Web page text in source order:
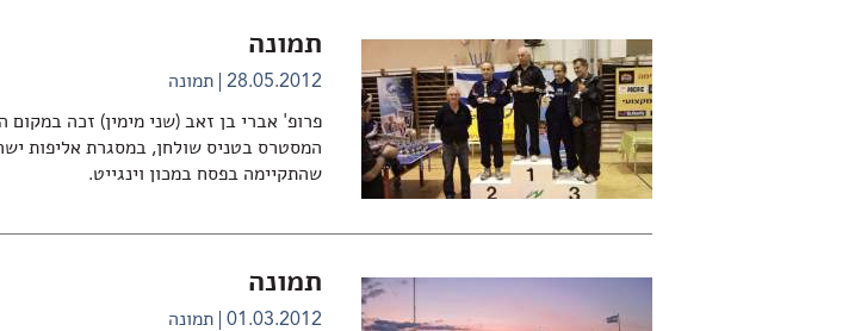
תמונה
28.05.2012 תמונה
פרופ' אברי בן זאב (שני מימין) זכה במקום
שהתקיימה בפסח במכון וינגייט.
תמונה
01.03.2012 תמונה